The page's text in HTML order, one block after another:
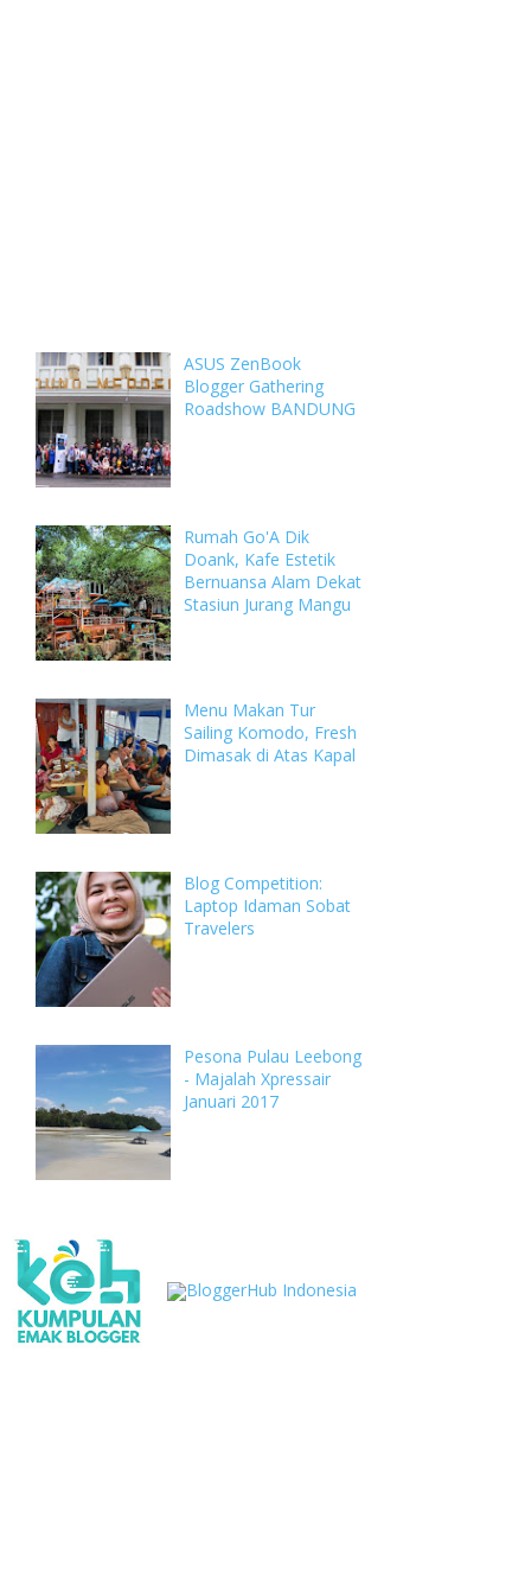
ASUS ZenBook
Blogger Gathering
Roadshow BANDUNG
Rumah Go'A Dik
Doank, Kafe Estetik
Bernuansa Alam Dekat
Stasiun Jurang Mangu
Menu Makan Tur
Sailing Komodo, Fresh
Dimasak di Atas Kapal
Blog Competition:
Laptop Idaman Sobat
Travelers
Pesona Pulau Leebong
- Majalah Xpressair
Januari 2017